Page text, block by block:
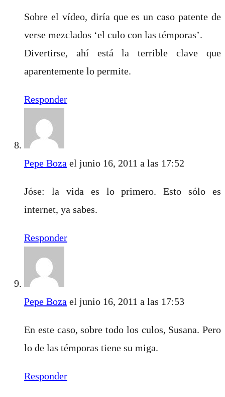
Sobre el vídeo, diría que es un caso patente de
verse mezclados ‘el culo con las témporas’.
Divertirse, ahí está la terrible clave que
aparentemente lo permite.
Responder
Pepe Boza el junio 16, 2011 a las 17:52
Jóse: la vida es lo primero. Esto sólo es
internet, ya sabes.
Responder
Pepe Boza el junio 16, 2011 a las 17:53
En este caso, sobre todo los culos, Susana. Pero
lo de las témporas tiene su miga.
Responder